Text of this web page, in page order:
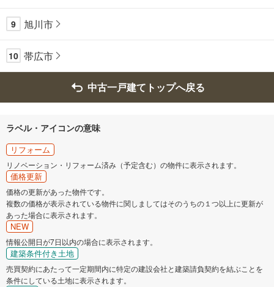
9 旭川市
10 帯広市
中古一戸建てトップへ戻る
ラベル・アイコンの意味
リフォーム
リノベーション・リフォーム済み（予定含む）の物件に表示されます。
価格更新
価格の更新があった物件です。
複数の価格が表示されている物件に関しましてはそのうちの１つ以上に更新が
あった場合に表示されます。
NEW
情報公開日が7日以内の場合に表示されます。
建築条件付き土地
売買契約にあたって一定期間内に特定の建設会社と建築請負契約を結ぶことを
条件にしている土地に表示されます。